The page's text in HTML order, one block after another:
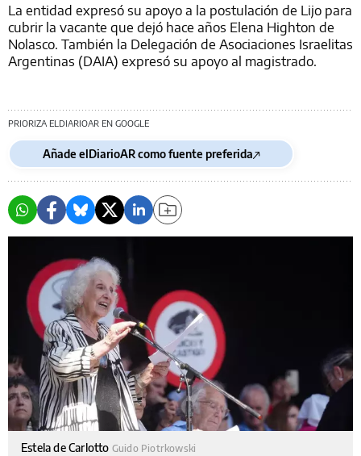
La entidad expresó su apoyo a la postulación de Lijo para
cubrir la vacante que dejó hace años Elena Highton de
Nolasco. También la Delegación de Asociaciones Israelitas
Argentinas (DAIA) expresó su apoyo al magistrado.
PRIORIZA ELDIARIOAR EN GOOGLE
Añade elDiarioAR como fuente preferida
Estela de Carlotto Guido Piotrkowski